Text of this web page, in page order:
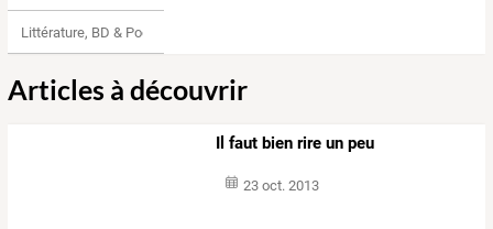
Littérature, BD & Poésie
Articles à découvrir
Il faut bien rire un peu
23 oct. 2013